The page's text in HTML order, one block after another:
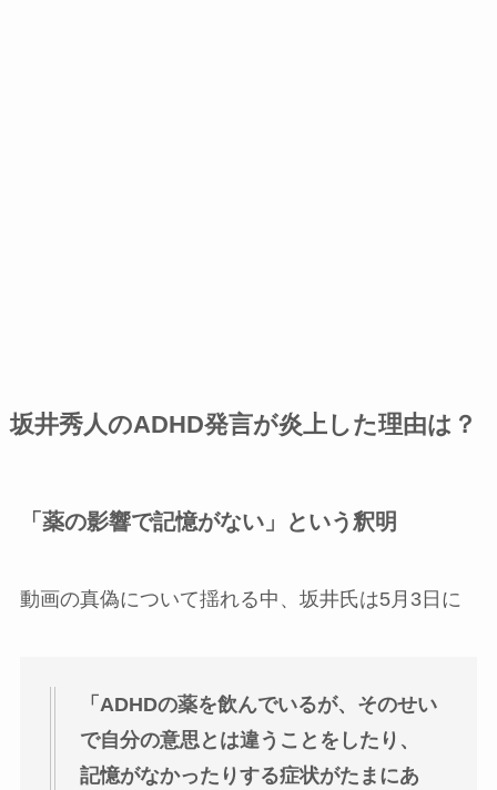
坂井秀人のADHD発言が炎上した理由は？
「薬の影響で記憶がない」という釈明
動画の真偽について揺れる中、坂井氏は5月3日に
「ADHDの薬を飲んでいるが、そのせい
で自分の意思とは違うことをしたり、
記憶がなかったりする症状がたまにあ